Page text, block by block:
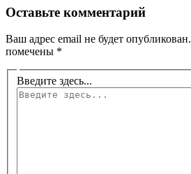
Оставьте комментарий
Ваш адрес email не будет опубликован.
помечены *
Введите здесь...